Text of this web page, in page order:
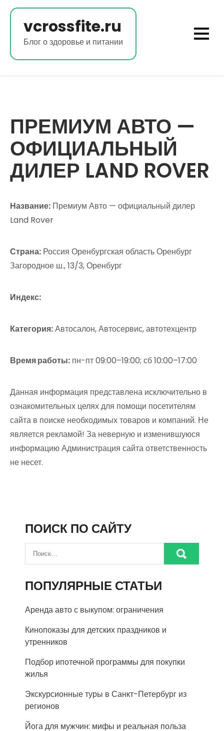
Перейти
содержимому
vcrossfite.ru
Блог о здоровье и питании
ПРЕМИУМ АВТО —
ОФИЦИАЛЬНЫЙ
ДИЛЕР LAND ROVER
Название: Премиум Авто — официальный дилер
Land Rover
Страна: Россия Оренбургская область Оренбург
Загородное ш., 13/3, Оренбург
Индекс:
Категория:Автосалон, Автосервис, автотехцентр
Время работы: пн-пт 09:00–19:00; сб 10:00–17:00
Данная информация представлена исключительно в
ознакомительных целях для помощи посетителям
сайта в поиске необходимых товаров и компаний. Не
является рекламой! За неверную и изменившуюся
информацию Администрация сайта ответственность
не несет.
ПОИСК ПО САЙТУ
ПОПУЛЯРНЫЕ СТАТЬИ
Аренда авто с выкупом: ограничения
Кинопоказы для детских праздников и
утренников
Подбор ипотечной программы для покупки
жилья
Экскурсионные туры в Санкт-Петербург из
регионов
Йога для мужчин: мифы и реальная польза